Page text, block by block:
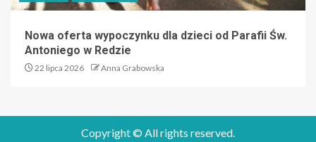
Nowa oferta wypoczynku dla dzieci od Parafii Św.
Antoniego w Redzie
22 lipca 2026 Anna Grabowska
Copyright © All rights reserved.